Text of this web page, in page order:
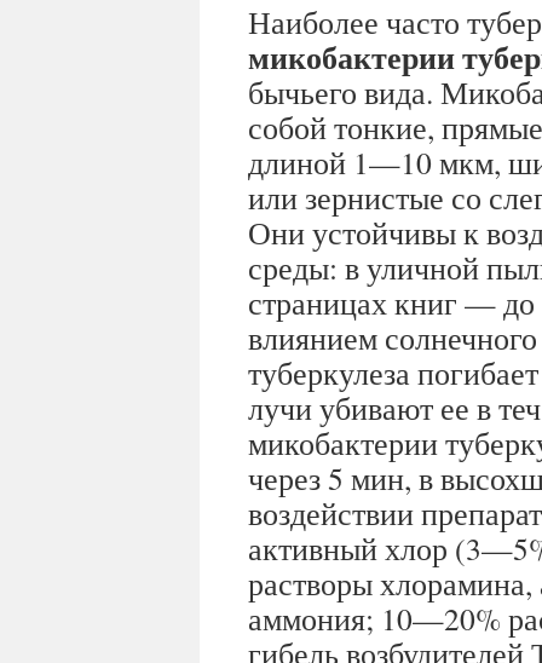
Наиболее часто
микобактерии
бычьего вида.
собой тонкие,
длиной 1—10 мкм,
или зернистые со
Они устойчивы к
среды: в уличной
страницах книг —
влиянием
туберкулеза
лучи убивают ее в
микобактерии
через 5 мин, в
воздействии
активный хлор
растворы
аммония; 10—20%
гибель